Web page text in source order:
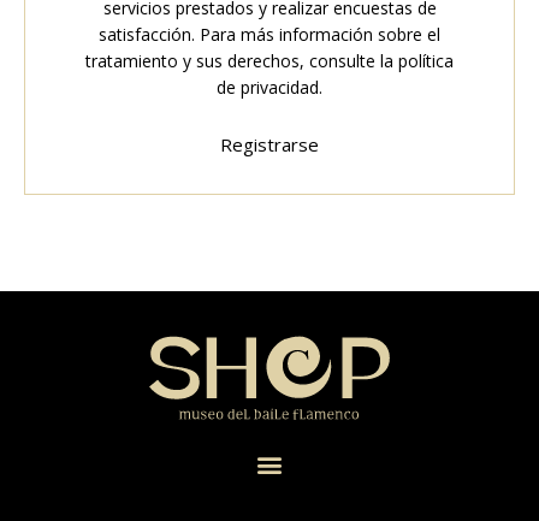
servicios prestados y realizar encuestas de
satisfacción. Para más información sobre el
tratamiento y sus derechos, consulte la política
de privacidad.
Registrarse